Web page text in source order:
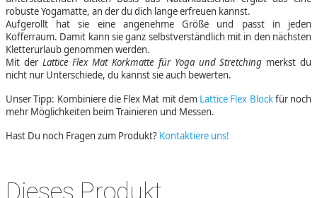
robuste Yogamatte, an der du dich lange erfreuen kannst.
Aufgerollt hat sie eine angenehme Größe und passt in jeden
Kofferraum. Damit kann sie ganz selbstverständlich mit in den nächsten
Kletterurlaub genommen werden.
Mit der Lattice Flex Mat Korkmatte für Yoga und Stretching merkst du
nicht nur Unterschiede, du kannst sie auch bewerten.
Unser Tipp: Kombiniere die Flex Mat mit dem Lattice Flex Blockfür noch
mehr Möglichkeiten beim Trainieren und Messen.
Hast Du noch Fragen zum Produkt? Kontaktiere uns!
Dieses Produkt